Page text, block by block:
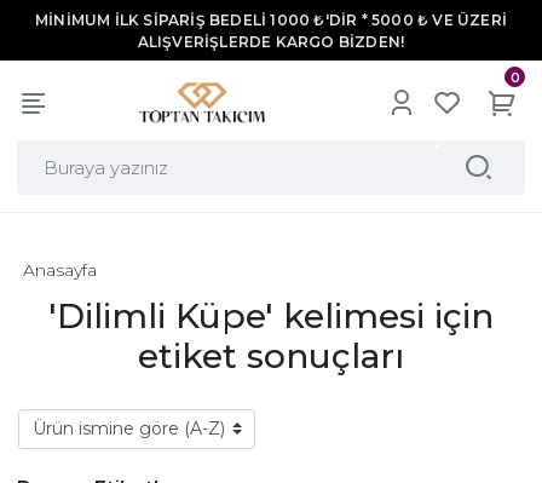
MİNİMUM İLK SİPARİŞ BEDELİ 1000 ₺'DİR * 5000 ₺ VE ÜZERİ
ALIŞVERİŞLERDE KARGO BİZDEN!
0
'Dilimli Küpe' kelimesi için
etiket sonuçları
Anasayfa